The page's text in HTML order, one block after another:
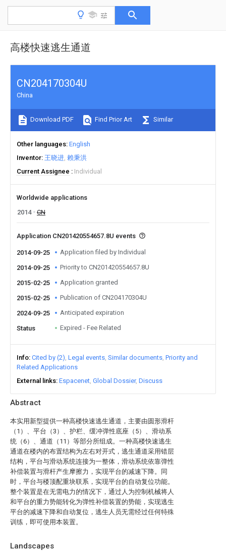
高楼快速逃生通道
Abstract
本实用新型提供一种高楼快速逃生通道，主要由圆形滑杆
（1）、平台（3）、护栏、缓冲弹性底座（5）、滑动系
统（6）、通道（11）等部分所组成。一种高楼快速逃生
通道在楼内的布置结构为左右对开式，逃生通道采用错层
结构，平台与滑动系统连接为一整体，滑动系统依靠弹性
补偿装置与滑杆产生摩擦力，实现平台的减速下降。同
时，平台与楼顶配重块联系，实现平台的自动复位功能。
整个装置是在无需电力的情况下，通过人为控制机械将人
和平台的重力势能转化为弹性补偿装置的势能，实现逃生
平台的减速下降和自动复位，逃生人员无需经过任何特殊
训练，即可使用本装置。
Landscapes
CN204170304U
China
Download PDF Find Prior Art Similar
Other languages English
Inventor 王晓进 赖秉洪
Current Assignee
Individual
Worldwide applications
2014
CN
Application CN201420554657.8U events
2014-09-25 Application filed by Individual
2014-09-25 Priority to CN201420554657.8U
2015-02-25 Application granted
2015-02-25 Publication of CN204170304U
2024-09-25 Anticipated expiration
Status Expired - Fee Related
Info Cited by (2) Legal events Similar documents Priority and
Related Applications
External links Espacenet Global Dossier Discuss